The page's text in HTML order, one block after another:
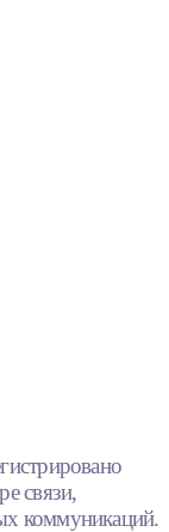
связи,
коммуникаций.